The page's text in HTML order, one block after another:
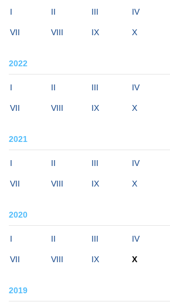
I II III IV
VII VIII IX X
2022
I II III IV
VII VIII IX X
2021
I II III IV
VII VIII IX X
2020
I II III IV
VII VIII IX X
2019